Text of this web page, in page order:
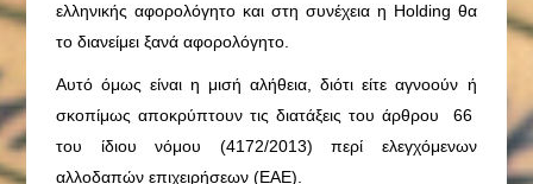
ελληνικής αφορολόγητο και στη συνέχεια η Holding θα
το διανείμει ξανά αφορολόγητο.
Αυτό όμως είναι η μισή αλήθεια, διότι είτε αγνοούν ή
σκοπίμως αποκρύπτουν τις διατάξεις του άρθρου 66
του ίδιου νόμου (4172/2013) περί ελεγχόμενων
αλλοδαπών επιχειρήσεων (ΕΑΕ).